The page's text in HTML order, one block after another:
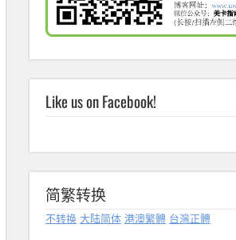
Like us on Facebook!
简繁转换
不转换 大陆简体 港澳繁體 台灣正體